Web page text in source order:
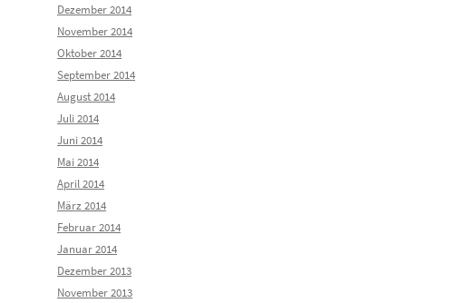
Dezember 2014
November 2014
Oktober 2014
September 2014
August 2014
Juli 2014
Juni 2014
Mai 2014
April 2014
März 2014
Februar 2014
Januar 2014
Dezember 2013
November 2013